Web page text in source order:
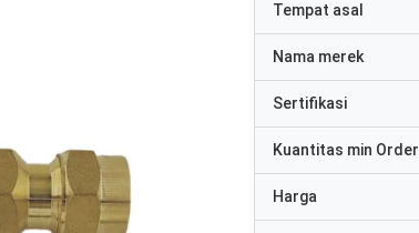
Tempat asal
Nama merek
Sertifikasi
Kuantitas min Order
Harga